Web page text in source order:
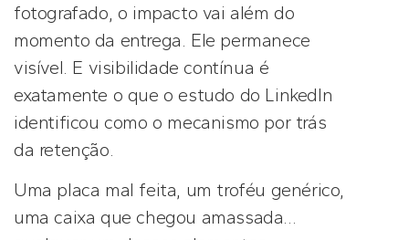
fotografado, o impacto vai além do
momento da entrega. Ele permanece
visível. E visibilidade contínua é
exatamente o que o estudo do LinkedIn
identificou como o mecanismo por trás
da retenção.
Uma placa mal feita, um troféu genérico,
uma caixa que chegou amassada…